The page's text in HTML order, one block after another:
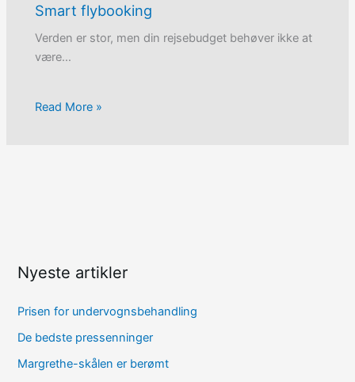
Smart flybooking
Verden er stor, men din rejsebudget behøver ikke at
være…
Read More »
Nyeste artikler
Prisen for undervognsbehandling
De bedste pressenninger
Margrethe-skålen er berømt